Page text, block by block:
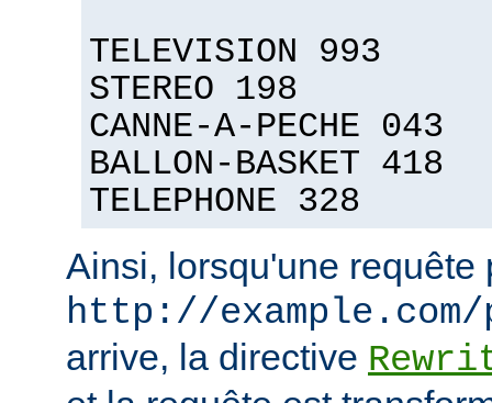
TELEVISION 993
STEREO 198
CANNE-A-PECHE 043
BALLON-BASKET 418
TELEPHONE 328
Ainsi, lorsqu'une requête
http://example.com/
arrive, la directive